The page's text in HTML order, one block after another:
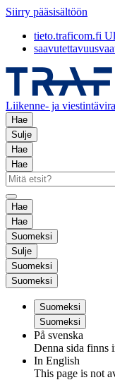
Siirry pääsisältöön
tieto.traficom.fi
Liikenne- ja
Hae
Sulje
Hae
Hae
Hae
Hae
Suomeksi
Sulje
Suomeksi
Suomeksi
Suomeksi
Suomeksi
På svenska
Denna sida finns
In English
This page is not